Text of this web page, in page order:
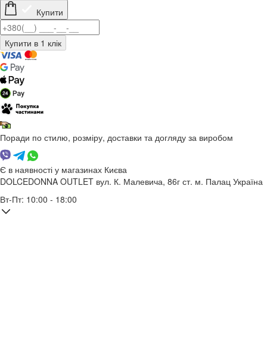
Купити
Поради по стилю, розміру, доставки та догляду за виробом
Є в наявності у магазинах Києва
DOLCEDONNA OUTLET вул. К. Малевича, 86г ст. м. Палац Україна
Вт-Пт: 10:00 - 18:00